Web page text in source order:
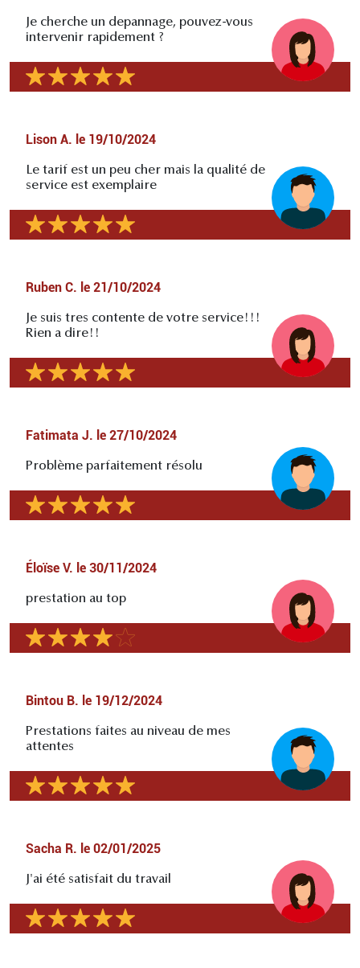
Je cherche un depannage, pouvez-vous
intervenir rapidement ?
Lison A. le 19/10/2024
Le tarif est un peu cher mais la qualité de
service est exemplaire
Ruben C. le 21/10/2024
Je suis tres contente de votre service!!!
Rien a dire!!
Fatimata J. le 27/10/2024
Problème parfaitement résolu
Éloïse V. le 30/11/2024
prestation au top
Bintou B. le 19/12/2024
Prestations faites au niveau de mes
attentes
Sacha R. le 02/01/2025
J'ai été satisfait du travail